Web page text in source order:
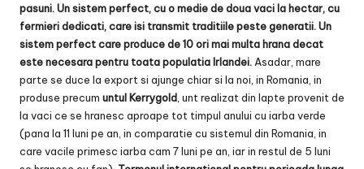
pasuni. Un sistem perfect, cu o medie de doua vaci la hectar, cu
fermieri dedicati, care isi transmit traditiile peste generatii. Un
sistem perfect care produce de 10 ori mai multa hrana decat
este necesara pentru toata populatia Irlandei. Asadar, mare
parte se duce la export si ajunge chiar si la noi, in Romania, in
produse precum untul Kerrygold , unt realizat din lapte provenit de
la vaci ce se hranesc aproape tot timpul anului cu iarba verde
(pana la 11 luni pe an, in comparatie cu sistemul din Romania, in
care vacile primesc iarba cam 7 luni pe an, iar in restul de 5 luni